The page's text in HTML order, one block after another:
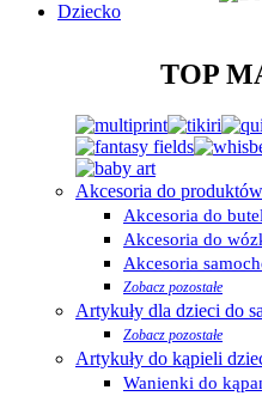
Dziecko
TOP
Akcesoria do
Akcesoria do
Akcesoria do
Akcesoria
Zobacz pozostałe
Artykuły dla dzieci do
Zobacz pozostałe
Artykuły do kąpieli
Wanienki do